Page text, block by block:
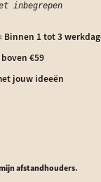
inbegrepen
afstandhouders.
Binnen 1 tot 3
€59
jouw ideeën